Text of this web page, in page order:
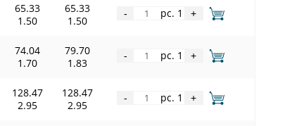
65.33
1.50
65.33
1.50
- pc. 1 +
74.04
1.70
79.70
1.83
- pc. 1 +
128.47
2.95
128.47
2.95
- pc. 1 +